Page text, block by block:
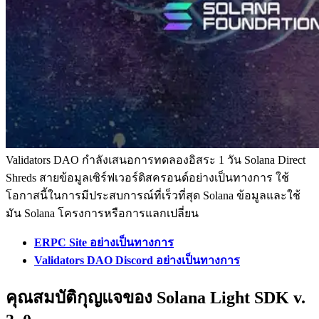
Validators DAO กําลังเสนอการทดลองอิสระ 1 วัน Solana Direct
Shreds สายข้อมูลเซิร์ฟเวอร์ดิสครอนด์อย่างเป็นทางการ ใช้
โอกาสนี้ในการมีประสบการณ์ที่เร็วที่สุด Solana ข้อมูลและใช้
มัน Solana โครงการหรือการแลกเปลี่ยน
ERPC Site อย่างเป็นทางการ
Validators DAO Discord อย่างเป็นทางการ
คุณสมบัติกุญแจของ Solana Light SDK v.